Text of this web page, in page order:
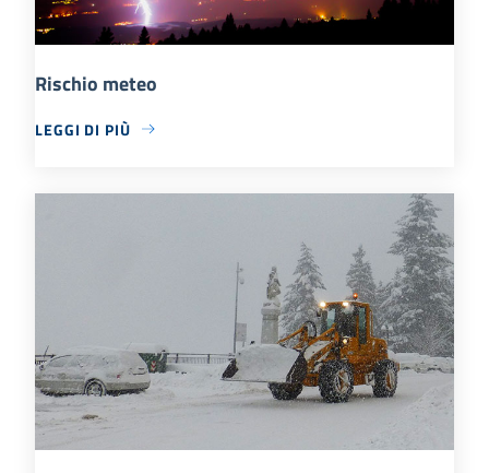
Rischio meteo
LEGGI DI PIÙ